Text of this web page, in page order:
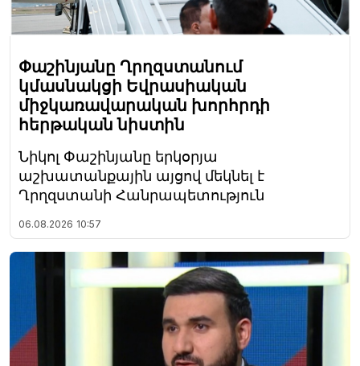
Փաշինյանը Ղրղզստանում
կմասնակցի Եվրասիական
միջկառավարական խորհրդի
հերթական նիստին
Նիկոլ Փաշինյանը երկօրյա
աշխատանքային այցով մեկնել է
Ղրղզստանի Հանրապետություն
06.08.2026 10:57